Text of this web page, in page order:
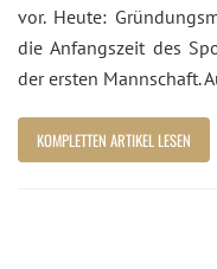
vor. Heute:
die Anfangszeit des
der ersten Mannschaft.
KOMPLETTEN ARTIKEL LESEN